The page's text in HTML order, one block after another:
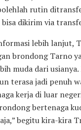
rutin
dikirim via
lebih lanjut,
brondong Tarno
muda dari
terasa jadi penuh
kerja di luar
bertenaga
begitu kira-kira